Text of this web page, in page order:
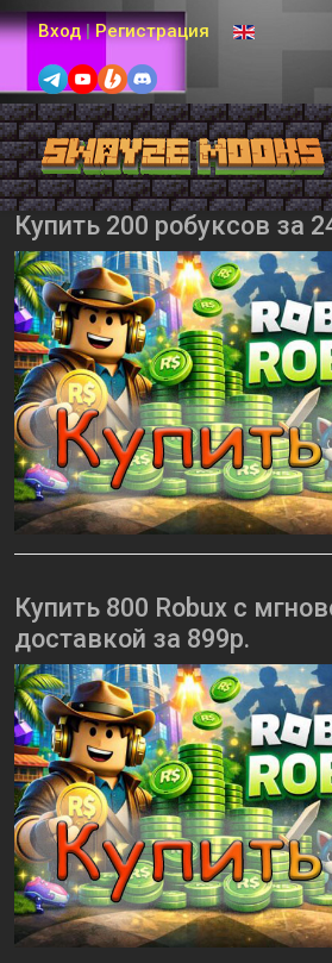
Вход | Регистрация Выберите
Купить 200 робуксов за
Купить 800 Robux с
доставкой за 899р.